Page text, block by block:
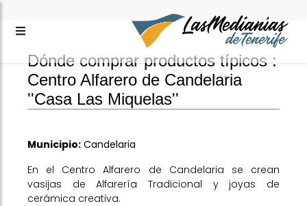
Dónde comprar productos típicos :
Centro Alfarero de Candelaria
''Casa Las Miquelas''
Municipio: Candelaria
En el Centro Alfarero de Candelaria se crean
vasijas de Alfarería Tradicional y joyas de
cerámica creativa.